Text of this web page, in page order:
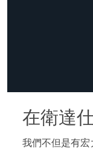
在衛達
我們不但是有